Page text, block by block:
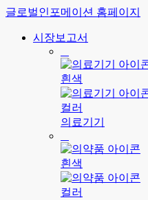
글로벌인포메이션 홈페이지
시장보고서
의료기기